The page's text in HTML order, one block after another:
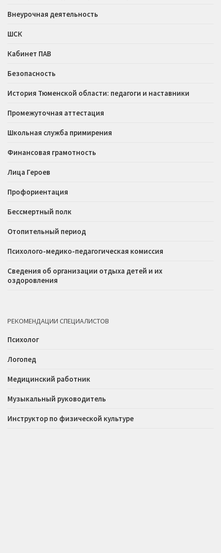
Внеурочная деятельность
ШСК
Кабинет ПАВ
Безопасность
История Тюменской области: педагоги и наставники
Промежуточная аттестация
Школьная служба примирения
Финансовая грамотность
Лица Героев
Профориентация
Бессмертный полк
Отопительный период
Психолого-медико-педагогическая комиссия
Сведения об организации отдыха детей и их
оздоровления
РЕКОМЕНДАЦИИ СПЕЦИАЛИСТОВ
Психолог
Логопед
Медицинский работник
Музыкальный руководитель
Инструктор по физической культуре